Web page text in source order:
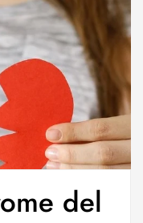
del